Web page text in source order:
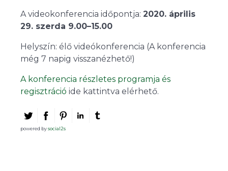
A videokonferencia időpontja: 2020. április
29. szerda 9.00–15.00
Helyszín: élő videókonferencia (A konferencia
még 7 napig visszanézhető!)
A konferencia részletes programja és
regisztráció ide kattintva elérhető.
powered bysocial2s